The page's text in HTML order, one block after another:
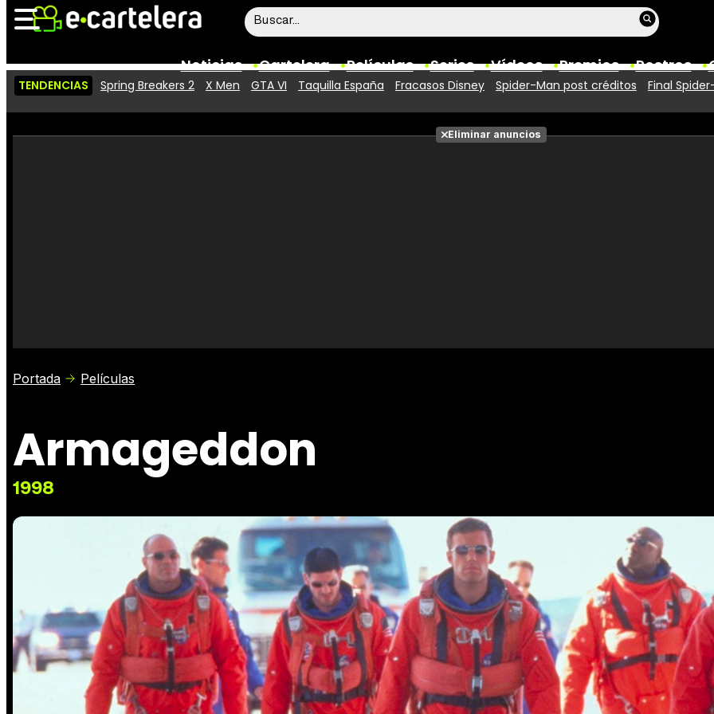
Noticias Cartelera Películas Series Vídeos Premios Rostros
Vídeos
Taquilla
Fotos
TENDENCIAS Spring Breakers 2 X Men GTA VI Taquilla España Fracasos Disney Spider-Man post créditos Final
Eliminar anuncios
Portada Películas
Armageddon
1998